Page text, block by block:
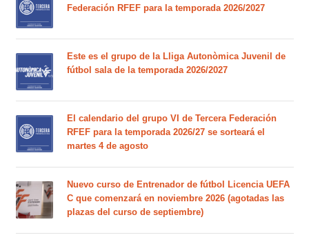
Federación RFEF para la temporada 2026/2027
Este es el grupo de la Lliga Autonòmica Juvenil de
fútbol sala de la temporada 2026/2027
El calendario del grupo VI de Tercera Federación
RFEF para la temporada 2026/27 se sorteará el
martes 4 de agosto
Nuevo curso de Entrenador de fútbol Licencia UEFA
C que comenzará en noviembre 2026 (agotadas las
plazas del curso de septiembre)